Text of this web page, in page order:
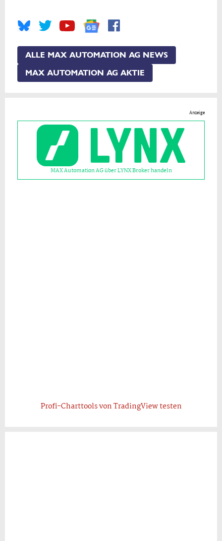
ALLE MAX AUTOMATION AG NEWS
MAX AUTOMATION AG AKTIE
Anzeige
MAX Automation AG über LYNX Broker handeln
Profi-Charttools von TradingView testen